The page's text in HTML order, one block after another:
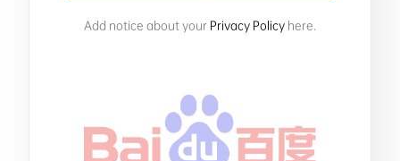
Add notice about your Privacy Policy here.